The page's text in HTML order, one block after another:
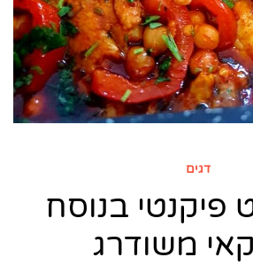
דגים
פיקנטי בנוסח
משודרג